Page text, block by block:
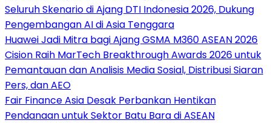
Seluruh Skenario di Ajang DTI Indonesia 2026, Dukung
Pengembangan AI di Asia Tenggara
Huawei Jadi Mitra bagi Ajang GSMA M360 ASEAN 2026
Cision Raih MarTech Breakthrough Awards 2026 untuk
Pemantauan dan Analisis Media Sosial, Distribusi Siaran
Pers, dan AEO
Fair Finance Asia Desak Perbankan Hentikan
Pendanaan untuk Sektor Batu Bara di ASEAN